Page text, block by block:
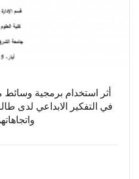
أثر استخدام برمجية وسائط
في التفكير الابداعي لدى